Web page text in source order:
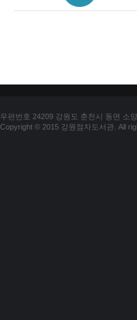
우편번호 24209 강원도 춘천시 동면 소
Copyright © 2015 강원점자도서관. All